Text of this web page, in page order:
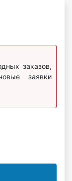
заказов,
заявки